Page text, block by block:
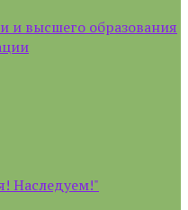
и высшего образования
Наследуем!"